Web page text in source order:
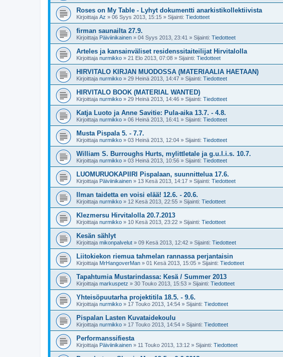
Roses on My Table - Lyhyt dokumentti anarkistikollektiivista
Kirjoittaja Az » 06 Syys 2013, 15:15 » Sijainti: Tiedotteet
firman saunailta 27.9.
Kirjoittaja Päiviinikainen » 04 Syys 2013, 23:41 » Sijainti: Tiedotteet
Arteles ja kansainväliset residenssitaiteilijat Hirvitalolla
Kirjoittaja nurmikko » 21 Elo 2013, 07:08 » Sijainti: Tiedotteet
HIRVITALO KIRJAN MUODOSSA (MATERIAALIA HAETAAN)
Kirjoittaja nurmikko » 29 Heinä 2013, 14:47 » Sijainti: Tiedotteet
HIRVITALO BOOK (MATERIAL WANTED)
Kirjoittaja nurmikko » 29 Heinä 2013, 14:46 » Sijainti: Tiedotteet
Katja Luoto ja Anne Savitie: Pula-aika 13.7. - 4.8.
Kirjoittaja nurmikko » 06 Heinä 2013, 16:41 » Sijainti: Tiedotteet
Musta Pispala 5. - 7.7.
Kirjoittaja nurmikko » 03 Heinä 2013, 12:04 » Sijainti: Tiedotteet
William S. Burroughs Hurts, mylittletale ja g.u.l.i.s. 10.7.
Kirjoittaja nurmikko » 03 Heinä 2013, 10:56 » Sijainti: Tiedotteet
LUOMURUOKAPIIRI Pispalaan, suunnittelua 17.6.
Kirjoittaja Päiviinikainen » 13 Kesä 2013, 14:17 » Sijainti: Tiedotteet
Ilman taidetta en voisi elää! 12.6. - 20.6.
Kirjoittaja nurmikko » 12 Kesä 2013, 22:55 » Sijainti: Tiedotteet
Klezmersu Hirvitalolla 20.7.2013
Kirjoittaja nurmikko » 10 Kesä 2013, 23:22 » Sijainti: Tiedotteet
Kesän sählyt
Kirjoittaja mikonpalvelut » 09 Kesä 2013, 12:42 » Sijainti: Tiedotteet
Liitokiekon riemua tahmelan rannassa perjantaisin
Kirjoittaja MrHangoverMan » 01 Kesä 2013, 15:05 » Sijainti: Tiedotteet
Tapahtumia Mustarindassa: Kesä / Summer 2013
Kirjoittaja markuspetz » 30 Touko 2013, 15:53 » Sijainti: Tiedotteet
Yhteisöpuutarha projektitila 18.5. - 9.6.
Kirjoittaja nurmikko » 17 Touko 2013, 14:54 » Sijainti: Tiedotteet
Pispalan Lasten Kuvataidekoulu
Kirjoittaja nurmikko » 17 Touko 2013, 14:54 » Sijainti: Tiedotteet
Performanssifiesta
Kirjoittaja Päiviinikainen » 11 Touko 2013, 13:12 » Sijainti: Tiedotteet